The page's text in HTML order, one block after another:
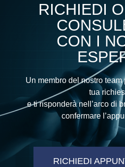
RICHIEDI
CON I
Un membro del nostro
tua
e ti risponderà nell’arco di
confermare
RICHIEDI